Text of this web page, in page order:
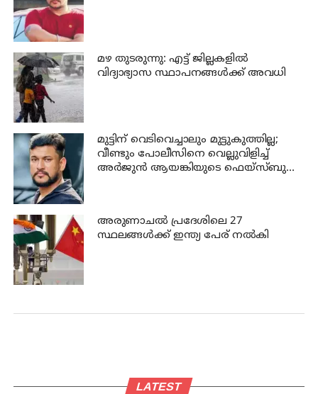
മഴ തുടരുന്നു: എട്ട് ജില്ലകളില്‍
വിദ്യാഭ്യാസ സ്ഥാപനങ്ങള്‍ക്ക് അവധി
മുട്ടിന് വെടിവെച്ചാലും മുട്ടുകുത്തില്ല;
വീണ്ടും പോലീസിനെ വെല്ലുവിളിച്ച്
അര്‍ജുന്‍ ആയങ്കിയുടെ ഫെയ്‌സ്ബുക്ക്
അരുണാചല്‍ പ്രദേശിലെ 27
സ്ഥലങ്ങള്‍ക്ക് ഇന്ത്യ പേര് നല്‍കി
LATEST